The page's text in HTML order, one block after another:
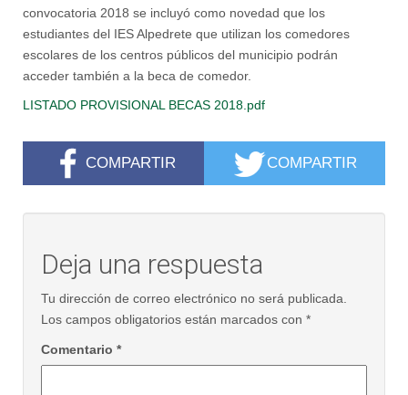
convocatoria 2018 se incluyó como novedad que los
estudiantes del IES Alpedrete que utilizan los comedores
escolares de los centros públicos del municipio podrán
acceder también a la beca de comedor.
LISTADO PROVISIONAL BECAS 2018.pdf
COMPARTIR COMPARTIR
Deja una respuesta
Tu dirección de correo electrónico no será publicada.
Los campos obligatorios están marcados con *
Comentario *